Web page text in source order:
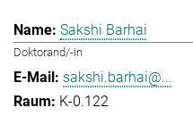
Sakshi Barhai
Doktorand/-in
sakshi.barhai@...
K-0.122